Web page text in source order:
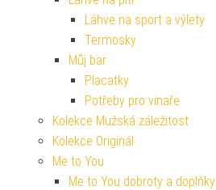
Láhve na sport a výlety
Termosky
Můj bar
Placatky
Potřeby pro vinaře
Kolekce Mužská záležitost
Kolekce Originál
Me to You
Me to You dobroty a doplňky